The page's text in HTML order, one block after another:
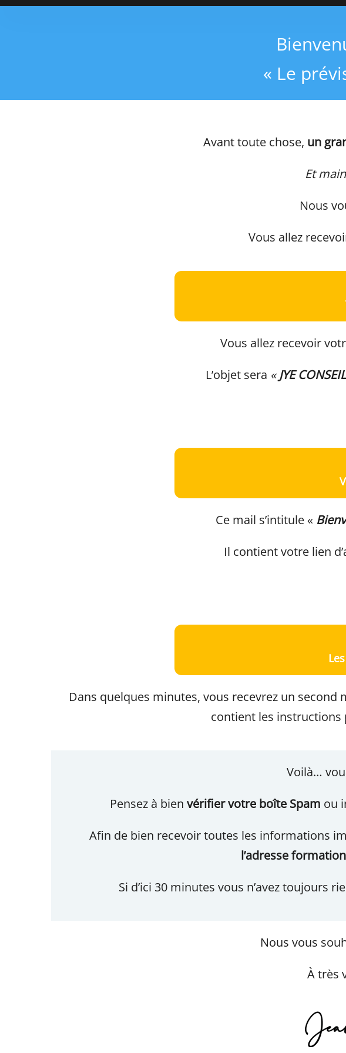
Passer
« Le
Avant toute chose, un
Et
Nous
Vous allez
Vous allez recevoir
L’objet sera «JYE
Ce mail s’intitule «
Il contient votre lien
Dans quelques minutes, vous recevrez un second
contient les
Voilà…
Pensez à bien vérifier votre boîte Spam ou
Afin de bien recevoir toutes les informations
l’adresse
Si d’ici 30 minutes vous n’avez toujours
Nous vous
À très